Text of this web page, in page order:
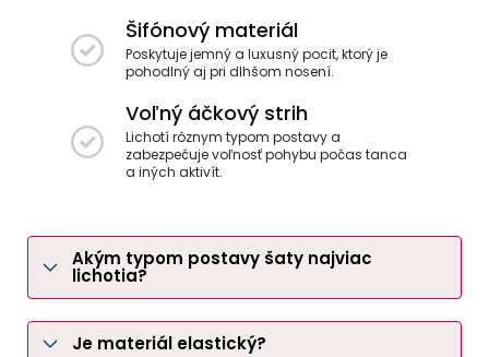
Šifónový materiál
Poskytuje jemný a luxusný pocit, ktorý je
pohodlný aj pri dlhšom nosení.
Voľný áčkový strih
Lichotí rôznym typom postavy a
zabezpečuje voľnosť pohybu počas tanca
a iných aktivít.
Akým typom postavy šaty najviac
lichotia?
Je materiál elastický?